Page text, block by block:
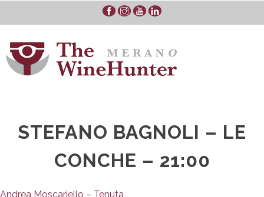
STEFANO BAGNOLI – LE
CONCHE – 21:00
Andrea Moscariello – Tenuta